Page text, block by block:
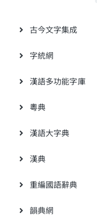
古今文字集成
字統網
漢語多功能字庫
粵典
漢語大字典
漢典
重編國語辭典
韻典網